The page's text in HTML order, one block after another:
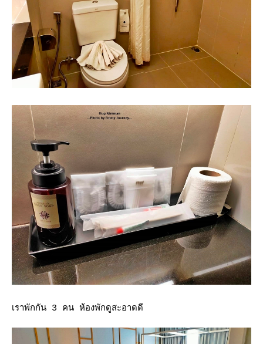
เราพักกัน 3 คน ห้องพักดูสะอาดดี